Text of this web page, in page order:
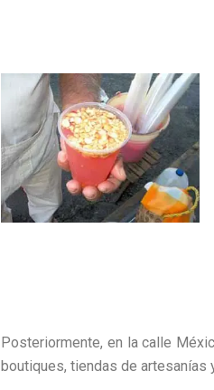
Posteriormente, en la calle
boutiques, tiendas de artesanías